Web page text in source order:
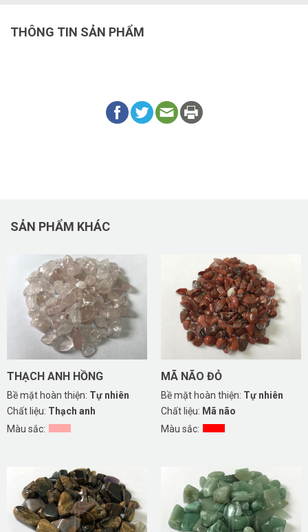
THÔNG TIN SẢN PHẨM
SẢN PHẨM KHÁC
THẠCH ANH HỒNG
Bề mặt hoàn thiện: Tự nhiên
Chất liệu: Thạch anh
Màu sắc:
MÃ NÃO ĐỎ
Bề mặt hoàn thiện: Tự nhiên
Chất liệu: Mã não
Màu sắc: